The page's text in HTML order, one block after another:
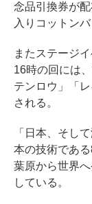
念品引換券が
入りコットン
またステージ
16時の回には
テンロウ」「
される。
「日本、そし
本の技術であ
葉原から世界
している。